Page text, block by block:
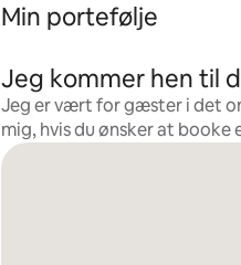
Min portefølje
Jeg kommer hen til
Jeg er vært for gæster i det
mig, hvis du ønsker at booke